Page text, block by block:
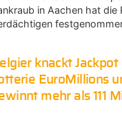
in Aachen hat die
knackt Jackpot
EuroMillions
mehr als 111